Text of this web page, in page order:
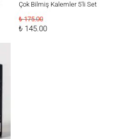
Çok Bilmiş Kalemler 5'li Set
₺ 175.00
₺ 145.00